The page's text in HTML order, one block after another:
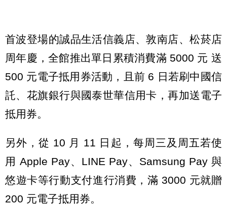
首波登場的誠品生活信義店、敦南店、松菸店
周年慶，全館推出單日累積消費滿 5000 元 送
500 元電子抵用券活動，且前 6 日若刷中國信
託、花旗銀行與國泰世華信用卡，再加送電子
抵用券。
另外，從 10 月 11 日起，每周三及周五若使
用 Apple Pay、LINE Pay、Samsung Pay 與
悠遊卡等行動支付進行消費，滿 3000 元就贈
200 元電子抵用券。